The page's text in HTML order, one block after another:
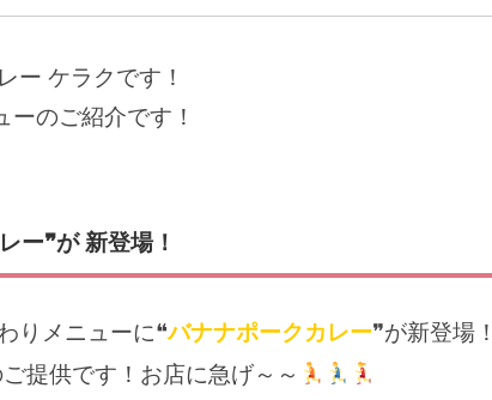
ー ケラクです！
のご紹介です！
ー❞が 新登場！
りメニューに❝バナナポークカレー❞が新登場
ご提供です！お店に急げ～～